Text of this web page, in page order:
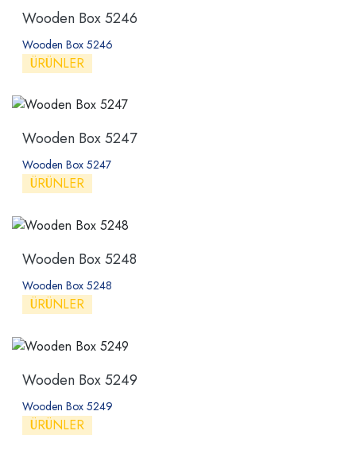
Wooden Box 5246
Wooden Box 5246
ÜRÜNLER
Wooden Box 5247
Wooden Box 5247
ÜRÜNLER
Wooden Box 5248
Wooden Box 5248
ÜRÜNLER
Wooden Box 5249
Wooden Box 5249
ÜRÜNLER